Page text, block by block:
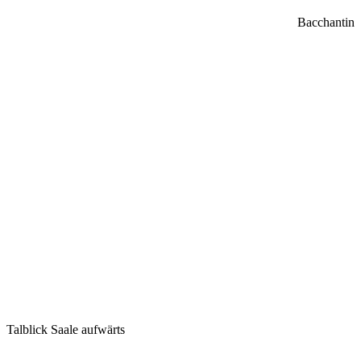
Bacchantin
Talblick Saale aufwärts